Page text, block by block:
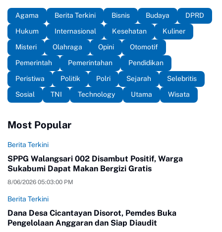
Agama Berita Terkini Bisnis Budaya
DPRD
Hukum
Internasional Kesehatan
Kuliner
Misteri
Olahraga Opini
Otomotif
Pemerintah
Pemerintahan
Pendidikan
Peristiwa
Politik Polri Sejarah
Selebritis
Sosial
TNI Technology Utama Wisata
Most Popular
Berita Terkini
SPPG Walangsari 002 Disambut Positif, Warga
Sukabumi Dapat Makan Bergizi Gratis
8/06/2026 05:03:00 PM
Berita Terkini
Dana Desa Cicantayan Disorot, Pemdes Buka
Pengelolaan Anggaran dan Siap Diaudit